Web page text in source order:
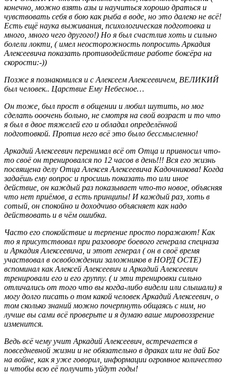
конечно, можно взять азы и научиться хорошо драться и
чувствовать себя в бою как рыба в воде, но это далеко не всё!
Есть ещё наука выживания, психологическая подготовка и
много, много чего другого!) Но я был счастлив хоть и сильно
болели локти, ( имел неосторожность попросить Аркадия
Алексеевича показать противодействие работе боксёра на
скорости:-))
Позже я познакомился и с Алексеем Алексеевичем, ВЕЛИКИЙ
был человек.. Царствие Ему Небесное…
Он тоже, был прост в общении и любил шутить, но мог
сделать ооочень больно, не смотря на свой возраст и то что
я был в двое тяжелей его и обладал определённой
подготовкой. Против него всё это было бессмысленно!
Аркадий Алексеевич перенимал всё от Отца и привносил что-
то своё он тренировался по 12 часов в день!!! Вся его жизнь
посвящена делу Отца Алексея Алексеевича Кадочникова! Когда
задаёшь ему вопрос и просишь показать то или иное
действие, он каждый раз показывает что-то новое, объясняя
что нет приёмов, а есть принципы! И каждый раз, хоть в
сотый, он спокойно и доходчиво объясняет как надо
действовать и в чём ошибка.
Часто его спокойствие и терпение просто поражают! Как
то я присутствовал при разговоре боевого генерала спецназа
и Аркадия Алексеевича, и этот генерал ( он в своё время
участвовал в освобождении заложников в НОРД ОСТЕ)
вспоминал как Алексей Алексеевич и Аркадий Алексеевич
тренировали его и его группу. ( и эти тренировки сильно
отличались от того что вы когда-либо видели или слышали) я
могу долго писать о том какой человек Аркадий Алексеевич, о
том сколько знаний можно почерпнуть общаясь с ним, но
лучше вы сами всё проверьте и я думаю ваше мировоззрение
изменится.
Ведь всё чему учит Аркадий Алексеевич, встречается в
повседневной жизни и не обязательно в драках или не дай Бог
на войне, как я уже говорил, информации огромное количество
и чтобы всю её получить уйдут годы!